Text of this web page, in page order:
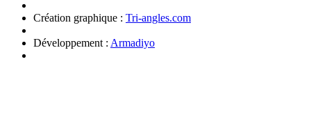
Création graphique : Tri-angles.com
Développement : Armadiyo